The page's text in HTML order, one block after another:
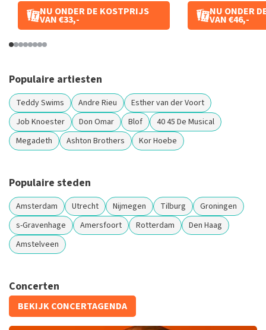
NU ONDER DE KOSTPRIJS
VAN €33,-
NU ONDER
VAN €46,-
Populaire artiesten
Teddy Swims Andre Rieu
Esther van der Voort
Job Knoester
Don Omar Blof
40 45 De Musical
Megadeth
Ashton Brothers Kor Hoebe
Populaire steden
Amsterdam Utrecht Nijmegen Tilburg
Groningen
s-Gravenhage
Amersfoort Rotterdam
Den Haag
Amstelveen
Concerten
BEKIJK CONCERTAGENDA